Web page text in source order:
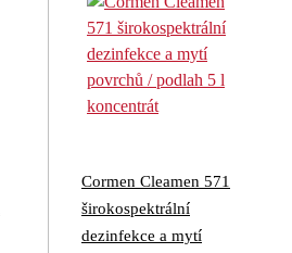
Cormen Cleamen 571
širokospektrální
dezinfekce a mytí